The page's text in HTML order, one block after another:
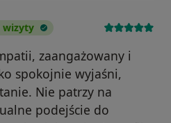
wizyty
zaangażowany i
spokojnie wyjaśni,
Nie patrzy na
podejście do